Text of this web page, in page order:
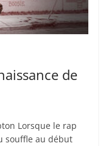
de
Lorsque le rap
souffle au début